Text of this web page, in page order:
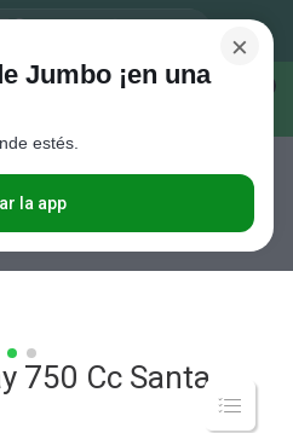
×
Jumbo ¡en una
estés.
la app
IV
750 Cc Santa